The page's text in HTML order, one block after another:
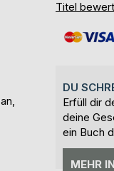
Titel
DU
Erfüll dir
deine
ein Buch
MEHR